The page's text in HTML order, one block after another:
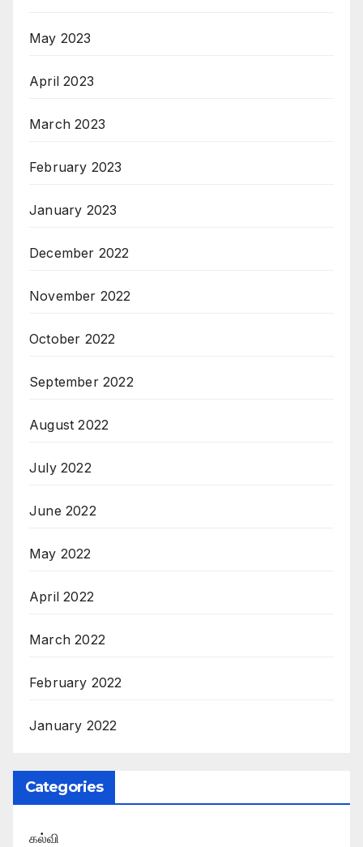
May 2023
April 2023
March 2023
February 2023
January 2023
December 2022
November 2022
October 2022
September 2022
August 2022
July 2022
June 2022
May 2022
April 2022
March 2022
February 2022
January 2022
Categories
கல்வி